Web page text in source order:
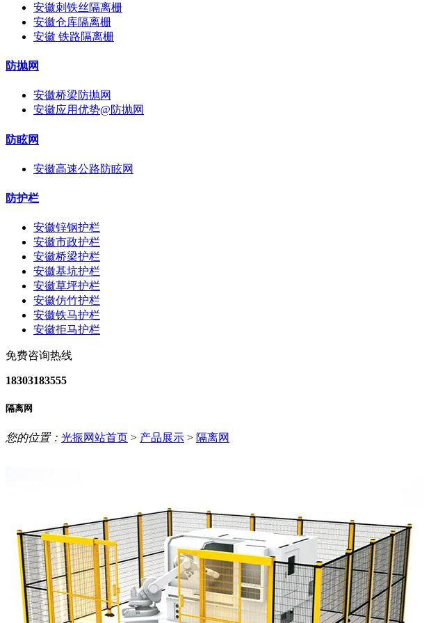
安徽刺铁丝隔离栅
安徽仓库隔离栅
安徽 铁路隔离栅
防抛网
安徽桥梁防抛网
安徽应用优势@防抛网
防眩网
安徽高速公路防眩网
防护栏
安徽锌钢护栏
安徽市政护栏
安徽桥梁护栏
安徽基坑护栏
安徽草坪护栏
安徽仿竹护栏
安徽铁马护栏
安徽拒马护栏
免费咨询热线
18303183555
隔离网
您的位置： 光振网站首页 > 产品展示 > 隔离网